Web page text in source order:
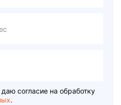
согласие на обработку
.